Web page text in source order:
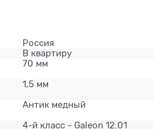
Россия
В квартиру
70 мм
1,5 мм
Антик медный
4-й класс - Galeon 12.01